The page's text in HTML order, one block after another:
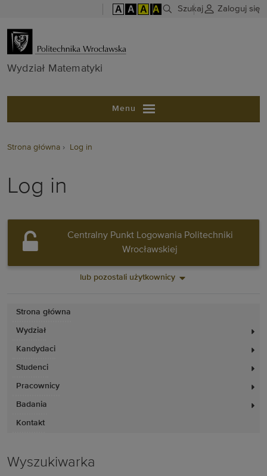
A A A A Szukaj Zaloguj się
Wydział
Wydział Matematyki
Menu
Strona główna
Wydział
Kandydaci
Studenci
Pracownicy
Badania
Kontakt
Wyszukiwarka
Strona główna Log in
Log in
Centralny Punkt Logowania Politechniki
Wrocławskiej
lub pozostali użytkownicy